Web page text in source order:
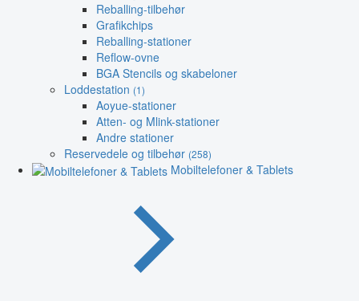
Reballing-tilbehør
Grafikchips
Reballing-stationer
Reflow-ovne
BGA Stencils og skabeloner
Loddestation (1)
Aoyue-stationer
Atten- og Mlink-stationer
Andre stationer
Reservedele og tilbehør (258)
Mobiltelefoner & Tablets